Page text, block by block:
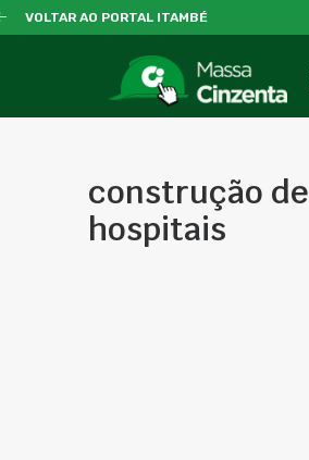
VOLTAR AO PORTAL ITAMBÉ
construção de
hospitais